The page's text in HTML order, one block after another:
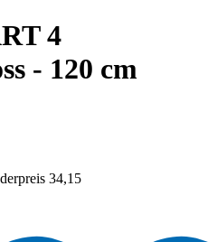
4
- 120 cm
34,15